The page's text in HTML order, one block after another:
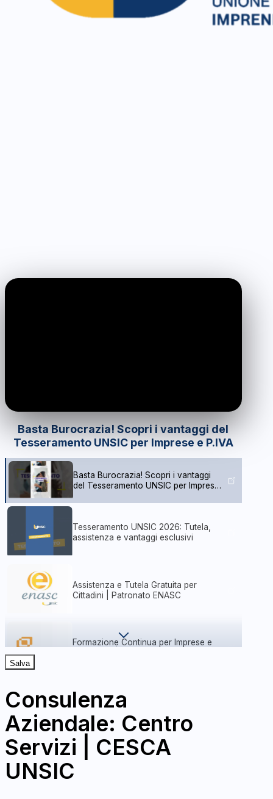
Basta Burocrazia! Scopri i vantaggi del
Tesseramento UNSIC per Imprese e P.IVA
Basta Burocrazia! Scopri i vantaggi
del Tesseramento UNSIC per Imprese
Tesseramento UNSIC 2026: Tutela,
assistenza e vantaggi esclusivi
Assistenza e Tutela Gratuita per
Cittadini | Patronato ENASC
Formazione Continua per Imprese e
Salva
Consulenza
Aziendale: Centro
Servizi | CESCA
UNSIC